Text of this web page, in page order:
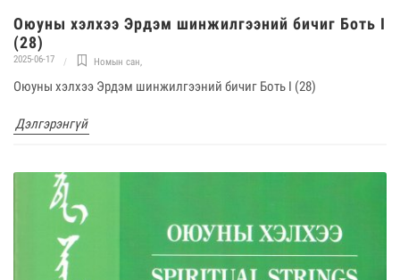
Оюуны хэлхээ Эрдэм шинжилгээний бичиг Боть I
(28)
2025-06-17 Номын сан,
Оюуны хэлхээ Эрдэм шинжилгээний бичиг Боть I (28)
Дэлгэрэнгүй